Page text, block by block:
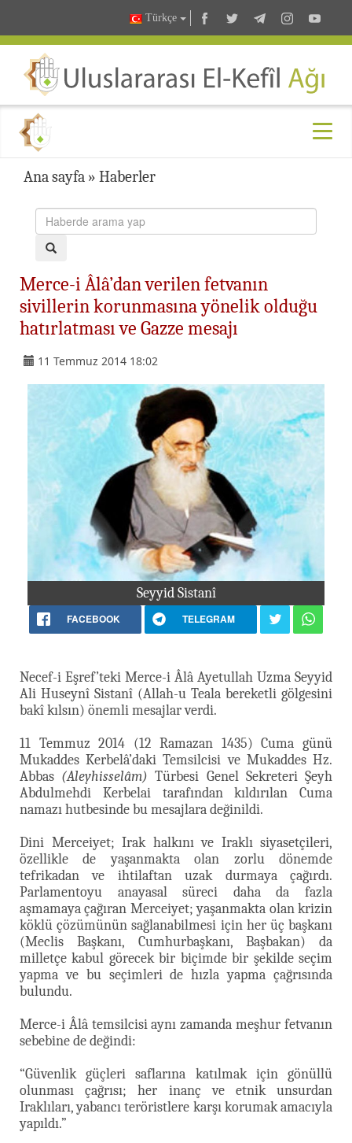
Türkçe
Ana sayfa » Haberler
Merce-i Âlâ’dan verilen fetvanın
sivillerin korunmasına yönelik olduğu
hatırlatması ve Gazze mesajı
11 Temmuz 2014 18:02
Seyyid Sistanî
FACEBOOK TELEGRAM
Necef-i Eşref’teki Merce-i Âlâ Ayetullah Uzma Seyyid
Ali Huseynî Sistanî (Allah-u Teala bereketli gölgesini
bakî kılsın) önemli mesajlar verdi.
11 Temmuz 2014 (12 Ramazan 1435) Cuma günü
Mukaddes Kerbelâ’daki Temsilcisi ve Mukaddes Hz.
Abbas (Aleyhisselâm) Türbesi Genel Sekreteri Şeyh
Abdulmehdi Kerbelai tarafından kıldırılan Cuma
namazı hutbesinde bu mesajlara değinildi.
Dini Merceiyet; Irak halkını ve Iraklı siyasetçileri,
özellikle de yaşanmakta olan zorlu dönemde
tefrikadan ve ihtilaftan uzak durmaya çağırdı.
Parlamentoyu anayasal süreci daha da fazla
aşmamaya çağıran Merceiyet; yaşanmakta olan krizin
köklü çözümünün sağlanabilmesi için her üç başkanı
(Meclis Başkanı, Cumhurbaşkanı, Başbakan) da
milletçe kabul görecek bir biçimde bir şekilde seçim
yapma ve bu seçimleri de hızla yapma çağrısında
bulundu.
Merce-i Âlâ temsilcisi aynı zamanda meşhur fetvanın
sebebine de değindi:
“Güvenlik güçleri saflarına katılmak için gönüllü
olunması çağrısı; her inanç ve etnik unsurdan
Iraklıları, yabancı teröristlere karşı korumak amacıyla
yapıldı.”